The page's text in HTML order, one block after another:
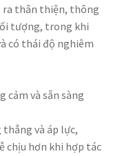
ra thân thiện, thông
tượng, trong khi
có thái độ nghiêm
cảm và sẵn sàng
và áp lực,
chịu hơn khi hợp tác